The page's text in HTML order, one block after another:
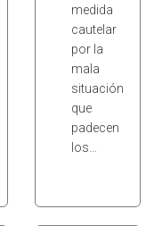
medida
cautelar
por la
mala
situación
que
padecen
los…